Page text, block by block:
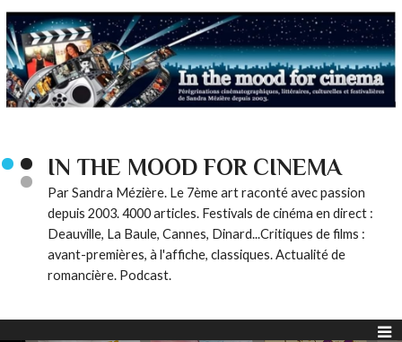
IN THE MOOD FOR CINEMA
Par Sandra Mézière. Le 7ème art raconté avec passion
depuis 2003. 4000 articles. Festivals de cinéma en direct :
Deauville, La Baule, Cannes, Dinard...Critiques de films :
avant-premières, à l'affiche, classiques. Actualité de
romancière. Podcast.